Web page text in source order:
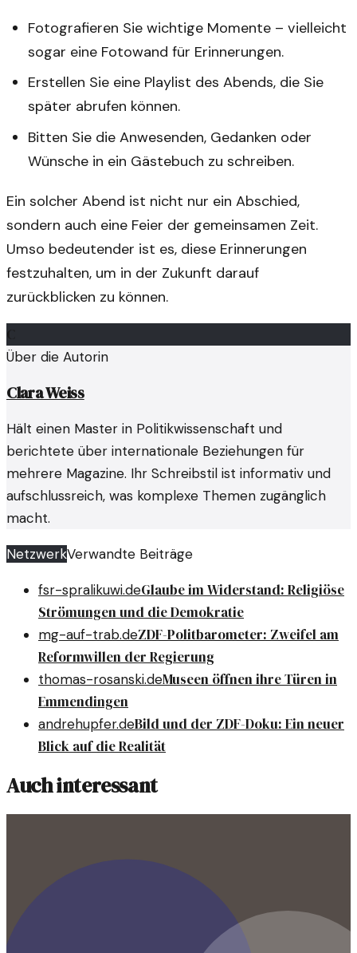
Fotografieren Sie wichtige Momente – vielleicht
sogar eine Fotowand für Erinnerungen.
Erstellen Sie eine Playlist des Abends, die Sie
später abrufen können.
Bitten Sie die Anwesenden, Gedanken oder
Wünsche in ein Gästebuch zu schreiben.
Ein solcher Abend ist nicht nur ein Abschied,
sondern auch eine Feier der gemeinsamen Zeit.
Umso bedeutender ist es, diese Erinnerungen
festzuhalten, um in der Zukunft darauf
zurückblicken zu können.
C
Über die Autorin
Clara Weiss
Hält einen Master in Politikwissenschaft und
berichtete über internationale Beziehungen für
mehrere Magazine. Ihr Schreibstil ist informativ und
aufschlussreich, was komplexe Themen zugänglich
macht.
NetzwerkVerwandte Beiträge
fsr-spralikuwi.deGlaube im Widerstand: Religiöse
Strömungen und die Demokratie
mg-auf-trab.deZDF-Politbarometer: Zweifel am
Reformwillen der Regierung
thomas-rosanski.deMuseen öffnen ihre Türen in
Emmendingen
andrehupfer.deBild und der ZDF-Doku: Ein neuer
Blick auf die Realität
Auch interessant